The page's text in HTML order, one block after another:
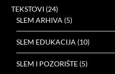
TEKSTOVI (24)
SLEM ARHIVA (5)
SLEM EDUKACIJA (10)
SLEM I POZORIŠTE (5)